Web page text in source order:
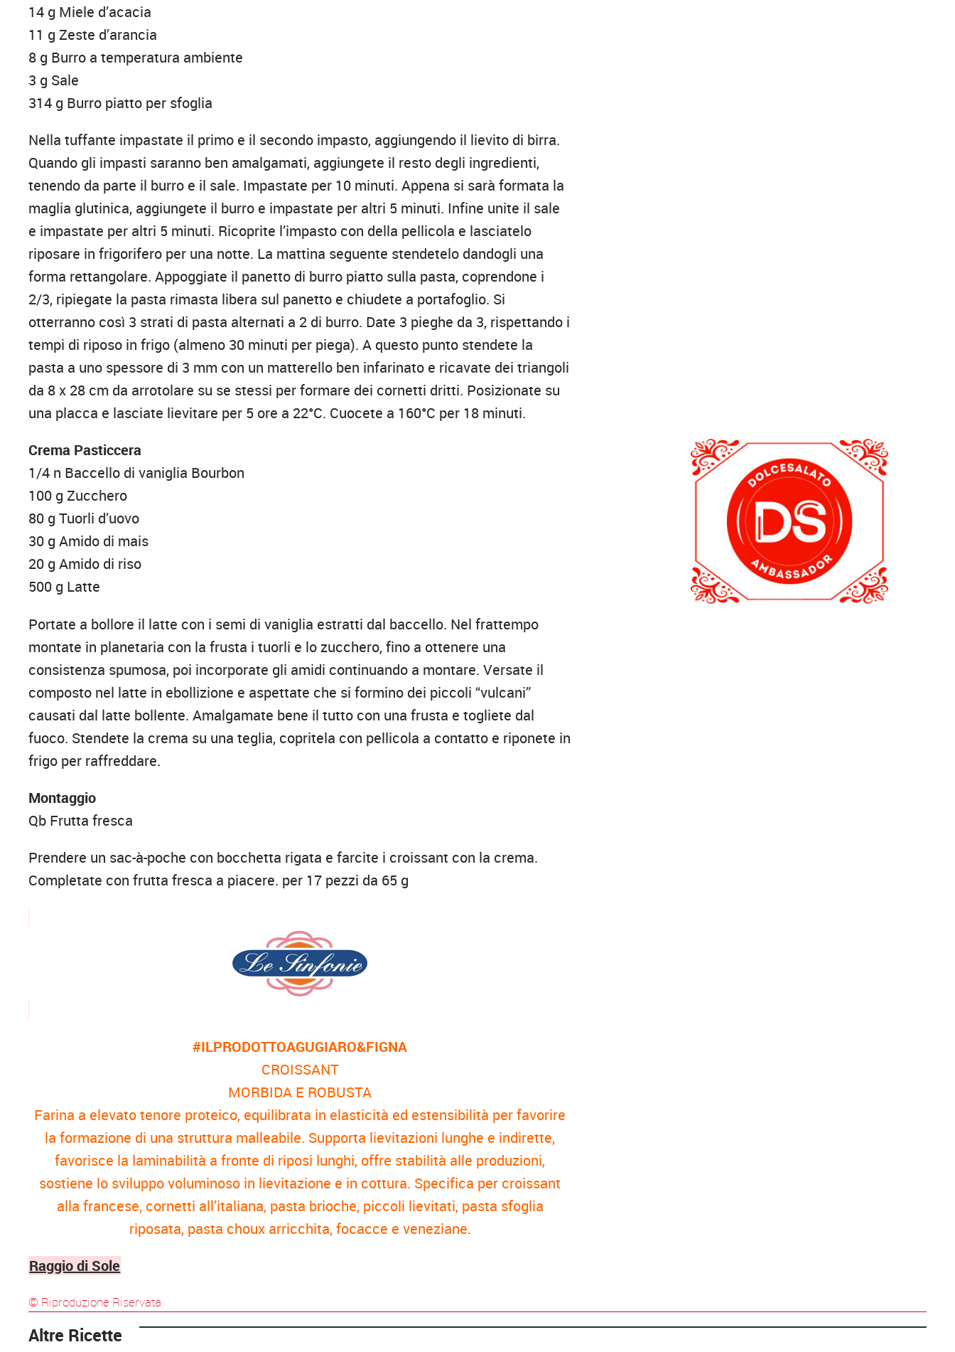
14 g Miele d’acacia
11 g Zeste d’arancia
8 g Burro a temperatura ambiente
3 g Sale
314 g Burro piatto per sfoglia
Nella tuffante impastate il primo e il secondo impasto, aggiungendo il lievito di birra.
Quando gli impasti saranno ben amalgamati, aggiungete il resto degli ingredienti,
tenendo da parte il burro e il sale. Impastate per 10 minuti. Appena si sarà formata la
maglia glutinica, aggiungete il burro e impastate per altri 5 minuti. Infine unite il sale
e impastate per altri 5 minuti. Ricoprite l’impasto con della pellicola e lasciatelo
riposare in frigorifero per una notte. La mattina seguente stendetelo dandogli una
forma rettangolare. Appoggiate il panetto di burro piatto sulla pasta, coprendone i
2/3, ripiegate la pasta rimasta libera sul panetto e chiudete a portafoglio. Si
otterranno così 3 strati di pasta alternati a 2 di burro. Date 3 pieghe da 3, rispettando i
tempi di riposo in frigo (almeno 30 minuti per piega). A questo punto stendete la
pasta a uno spessore di 3 mm con un matterello ben infarinato e ricavate dei triangoli
da 8 x 28 cm da arrotolare su se stessi per formare dei cornetti dritti. Posizionate su
una placca e lasciate lievitare per 5 ore a 22°C. Cuocete a 160°C per 18 minuti.
Crema Pasticcera
1/4 n Baccello di vaniglia Bourbon
100 g Zucchero
80 g Tuorli d’uovo
30 g Amido di mais
20 g Amido di riso
500 g Latte
Portate a bollore il latte con i semi di vaniglia estratti dal baccello. Nel frattempo
montate in planetaria con la frusta i tuorli e lo zucchero, fino a ottenere una
consistenza spumosa, poi incorporate gli amidi continuando a montare. Versate il
composto nel latte in ebollizione e aspettate che si formino dei piccoli “vulcani”
causati dal latte bollente. Amalgamate bene il tutto con una frusta e togliete dal
fuoco. Stendete la crema su una teglia, copritela con pellicola a contatto e riponete in
frigo per raffreddare.
Montaggio
Qb Frutta fresca
Prendere un sac-à-poche con bocchetta rigata e farcite i croissant con la crema.
Completate con frutta fresca a piacere. per 17 pezzi da 65 g
#ILPRODOTTOAGUGIARO&FIGNA
CROISSANT
MORBIDA E ROBUSTA
Farina a elevato tenore proteico, equilibrata in elasticità ed estensibilità per favorire
la formazione di una struttura malleabile. Supporta lievitazioni lunghe e indirette,
favorisce la laminabilità a fronte di riposi lunghi, offre stabilità alle produzioni,
sostiene lo sviluppo voluminoso in lievitazione e in cottura. Specifica per croissant
alla francese, cornetti all’italiana, pasta brioche, piccoli lievitati, pasta sfoglia
riposata, pasta choux arricchita, focacce e veneziane.
Raggio di Sole
© Riproduzione Riservata
Altre Ricette